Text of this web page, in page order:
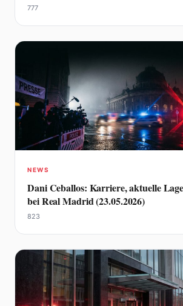
777
NEWS
Dani Ceballos: Karriere, aktuelle
bei Real Madrid (23.05.2026)
823